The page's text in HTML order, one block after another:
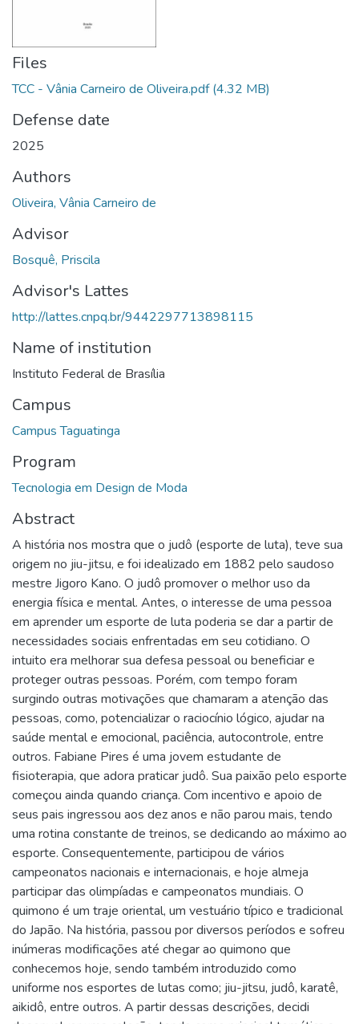
Files
TCC - Vânia Carneiro de Oliveira.pdf(4.32 MB)
Defense date
2025
Authors
Oliveira, Vânia Carneiro de
Advisor
Bosquê, Priscila
Advisor's Lattes
http://lattes.cnpq.br/9442297713898115
Name of institution
Instituto Federal de Brasília
Campus
Campus Taguatinga
Program
Tecnologia em Design de Moda
Abstract
A história nos mostra que o judô (esporte de luta), teve sua
origem no jiu-jitsu, e foi idealizado em 1882 pelo saudoso
mestre Jigoro Kano. O judô promover o melhor uso da
energia física e mental. Antes, o interesse de uma pessoa
em aprender um esporte de luta poderia se dar a partir de
necessidades sociais enfrentadas em seu cotidiano. O
intuito era melhorar sua defesa pessoal ou beneficiar e
proteger outras pessoas. Porém, com tempo foram
surgindo outras motivações que chamaram a atenção das
pessoas, como, potencializar o raciocínio lógico, ajudar na
saúde mental e emocional, paciência, autocontrole, entre
outros. Fabiane Pires é uma jovem estudante de
fisioterapia, que adora praticar judô. Sua paixão pelo esporte
começou ainda quando criança. Com incentivo e apoio de
seus pais ingressou aos dez anos e não parou mais, tendo
uma rotina constante de treinos, se dedicando ao máximo ao
esporte. Consequentemente, participou de vários
campeonatos nacionais e internacionais, e hoje almeja
participar das olimpíadas e campeonatos mundiais. O
quimono é um traje oriental, um vestuário típico e tradicional
do Japão. Na história, passou por diversos períodos e sofreu
inúmeras modificações até chegar ao quimono que
conhecemos hoje, sendo também introduzido como
uniforme nos esportes de lutas como; jiu-jitsu, judô, karatê,
aikidô, entre outros. A partir dessas descrições, decidi